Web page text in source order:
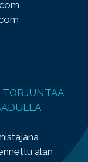
alan